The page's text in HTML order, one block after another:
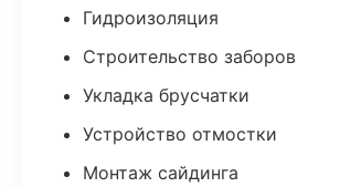
Гидроизоляция
Строительство заборов
Укладка брусчатки
Устройство отмостки
Монтаж сайдинга